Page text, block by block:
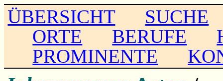
ÜBERSICHT
SUCHE
ORTE
BERUFE
PROMINENTE